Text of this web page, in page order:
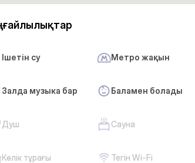
Ішетін су Метро жақын
Залда музыка бар Баламен болады
Душ Сауна
Көлік тұрағы Тегін Wi-Fi